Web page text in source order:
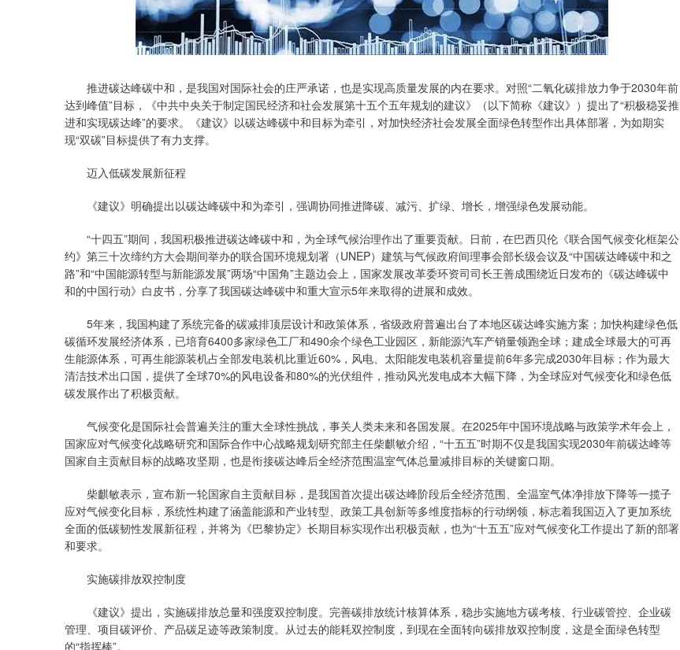
推进碳达峰碳中和，是我国对国际社会的庄严承诺，也是实现高质量发展的内在要求。对照“二氧化碳排放力争于2030年前
达到峰值”目标，《中共中央关于制定国民经济和社会发展第十五个五年规划的建议》（以下简称《建议》）提出了“积极稳妥推
进和实现碳达峰”的要求。《建议》以碳达峰碳中和目标为牵引，对加快经济社会发展全面绿色转型作出具体部署，为如期实
现“双碳”目标提供了有力支撑。
迈入低碳发展新征程
《建议》明确提出以碳达峰碳中和为牵引，强调协同推进降碳、减污、扩绿、增长，增强绿色发展动能。
“十四五”期间，我国积极推进碳达峰碳中和，为全球气候治理作出了重要贡献。日前，在巴西贝伦《联合国气候变化框架公
约》第三十次缔约方大会期间举办的联合国环境规划署（UNEP）建筑与气候政府间理事会部长级会议及“中国碳达峰碳中和之
路”和“中国能源转型与新能源发展”两场“中国角”主题边会上，国家发展改革委环资司司长王善成围绕近日发布的《碳达峰碳中
和的中国行动》白皮书，分享了我国碳达峰碳中和重大宣示5年来取得的进展和成效。
5年来，我国构建了系统完备的碳减排顶层设计和政策体系，省级政府普遍出台了本地区碳达峰实施方案；加快构建绿色低
碳循环发展经济体系，已培育6400多家绿色工厂和490余个绿色工业园区，新能源汽车产销量领跑全球；建成全球最大的可再
生能源体系，可再生能源装机占全部发电装机比重近60%，风电、太阳能发电装机容量提前6年多完成2030年目标；作为最大
清洁技术出口国，提供了全球70%的风电设备和80%的光伏组件，推动风光发电成本大幅下降，为全球应对气候变化和绿色低
碳发展作出了积极贡献。
气候变化是国际社会普遍关注的重大全球性挑战，事关人类未来和各国发展。在2025年中国环境战略与政策学术年会上，
国家应对气候变化战略研究和国际合作中心战略规划研究部主任柴麒敏介绍，“十五五”时期不仅是我国实现2030年前碳达峰等
国家自主贡献目标的战略攻坚期，也是衔接碳达峰后全经济范围温室气体总量减排目标的关键窗口期。
柴麒敏表示，宣布新一轮国家自主贡献目标，是我国首次提出碳达峰阶段后全经济范围、全温室气体净排放下降等一揽子
应对气候变化目标，系统性构建了涵盖能源和产业转型、政策工具创新等多维度指标的行动纲领，标志着我国迈入了更加系统
全面的低碳韧性发展新征程，并将为《巴黎协定》长期目标实现作出积极贡献，也为“十五五”应对气候变化工作提出了新的部署
和要求。
实施碳排放双控制度
《建议》提出，实施碳排放总量和强度双控制度。完善碳排放统计核算体系，稳步实施地方碳考核、行业碳管控、企业碳
管理、项目碳评价、产品碳足迹等政策制度。从过去的能耗双控制度，到现在全面转向碳排放双控制度，这是全面绿色转型
的“指挥棒”。
深证成指 14311.01 200.89 1.42% 沪深300 4694.44 43.13